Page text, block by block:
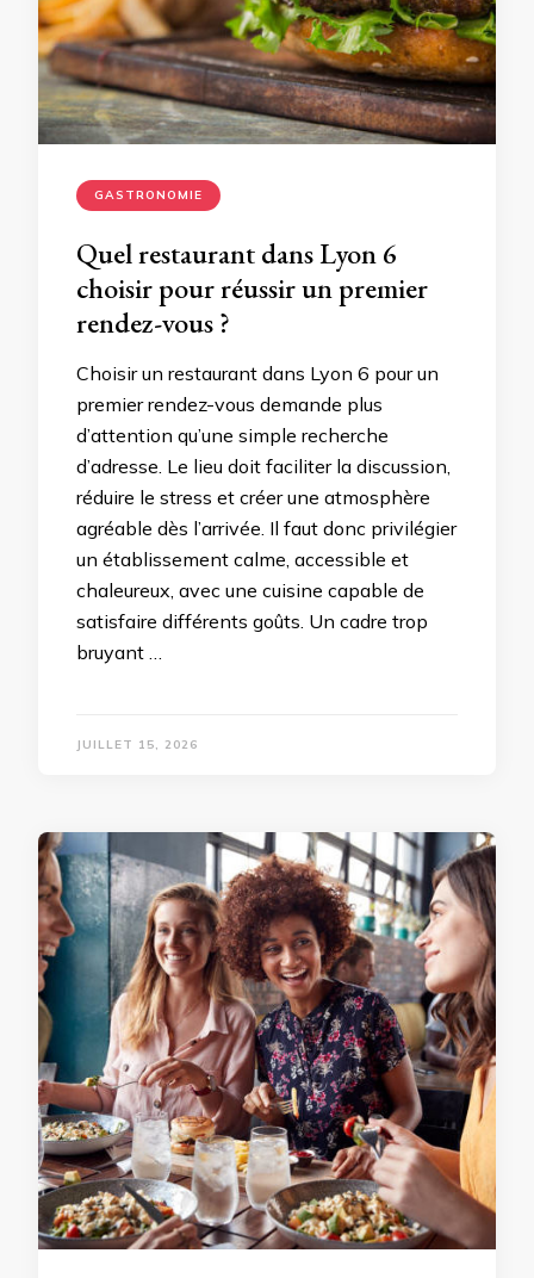
GASTRONOMIE
Quel restaurant dans Lyon 6
choisir pour réussir un premier
rendez-vous ?
Choisir un restaurant dans Lyon 6 pour un
premier rendez-vous demande plus
d’attention qu’une simple recherche
d’adresse. Le lieu doit faciliter la discussion,
réduire le stress et créer une atmosphère
agréable dès l’arrivée. Il faut donc privilégier
un établissement calme, accessible et
chaleureux, avec une cuisine capable de
satisfaire différents goûts. Un cadre trop
bruyant …
JUILLET 15, 2026